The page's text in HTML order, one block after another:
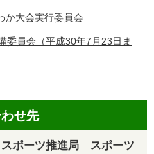
か大会実行委員会
委員会（平成30年7月23日ま
せ先
ポーツ推進局 スポーツ